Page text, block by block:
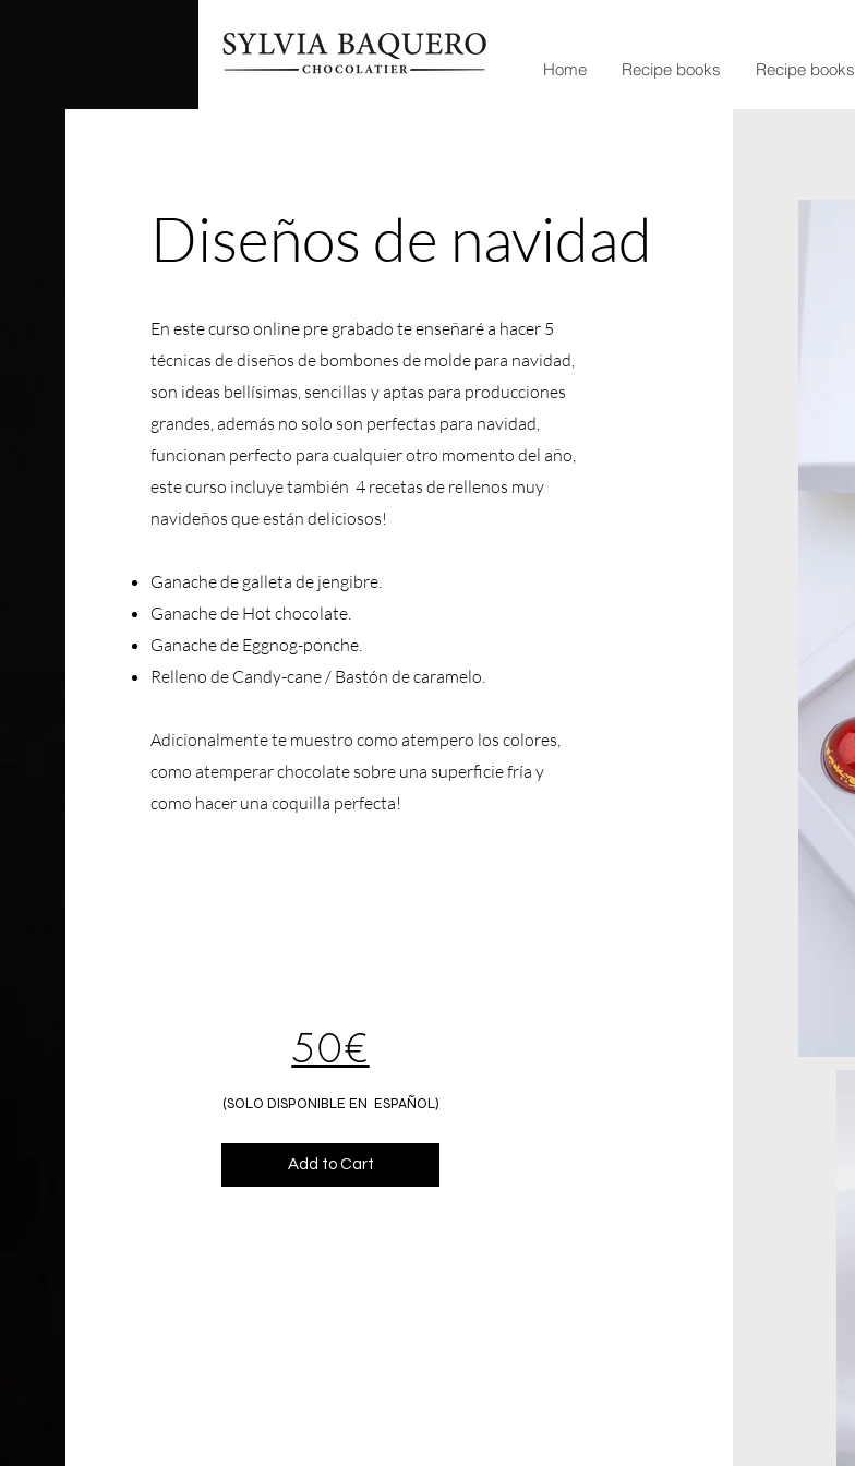
Home Recipe books Recipe books
Diseños de navidad
En este curso online pre grabado te enseñaré a hacer 5
técnicas de diseños de bombones de molde para navidad,
son ideas bellísimas, sencillas y aptas para producciones
grandes, además no solo son perfectas para navidad,
funcionan perfecto para cualquier otro momento del año,
este curso incluye también 4 recetas de rellenos muy
navideños que están deliciosos!
Ganache de galleta de jengibre.
Ganache de Hot chocolate.
Ganache de Eggnog-ponche.
Relleno de Candy-cane / Bastón de caramelo.
Adicionalmente te muestro como atempero los colores,
como atemperar chocolate sobre una superficie fría y
como hacer una coquilla perfecta!
50€
(SOLO DISPONIBLE EN ESPAÑOL)
Add to Cart